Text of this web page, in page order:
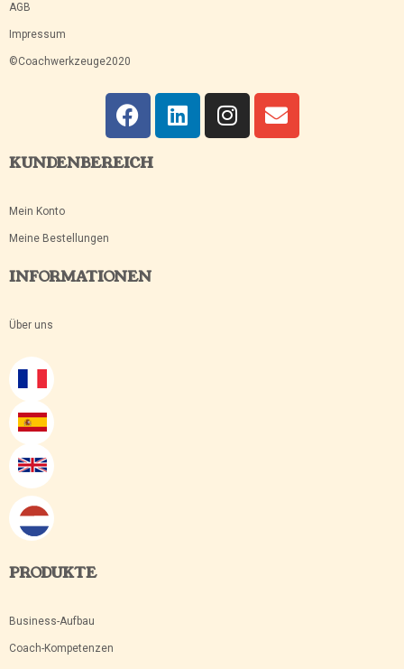
AGB
Impressum
©Coachwerkzeuge2020
KUNDENBEREICH
Mein Konto
Meine Bestellungen
INFORMATIONEN
Über uns
PRODUKTE
Business-Aufbau
Coach-Kompetenzen